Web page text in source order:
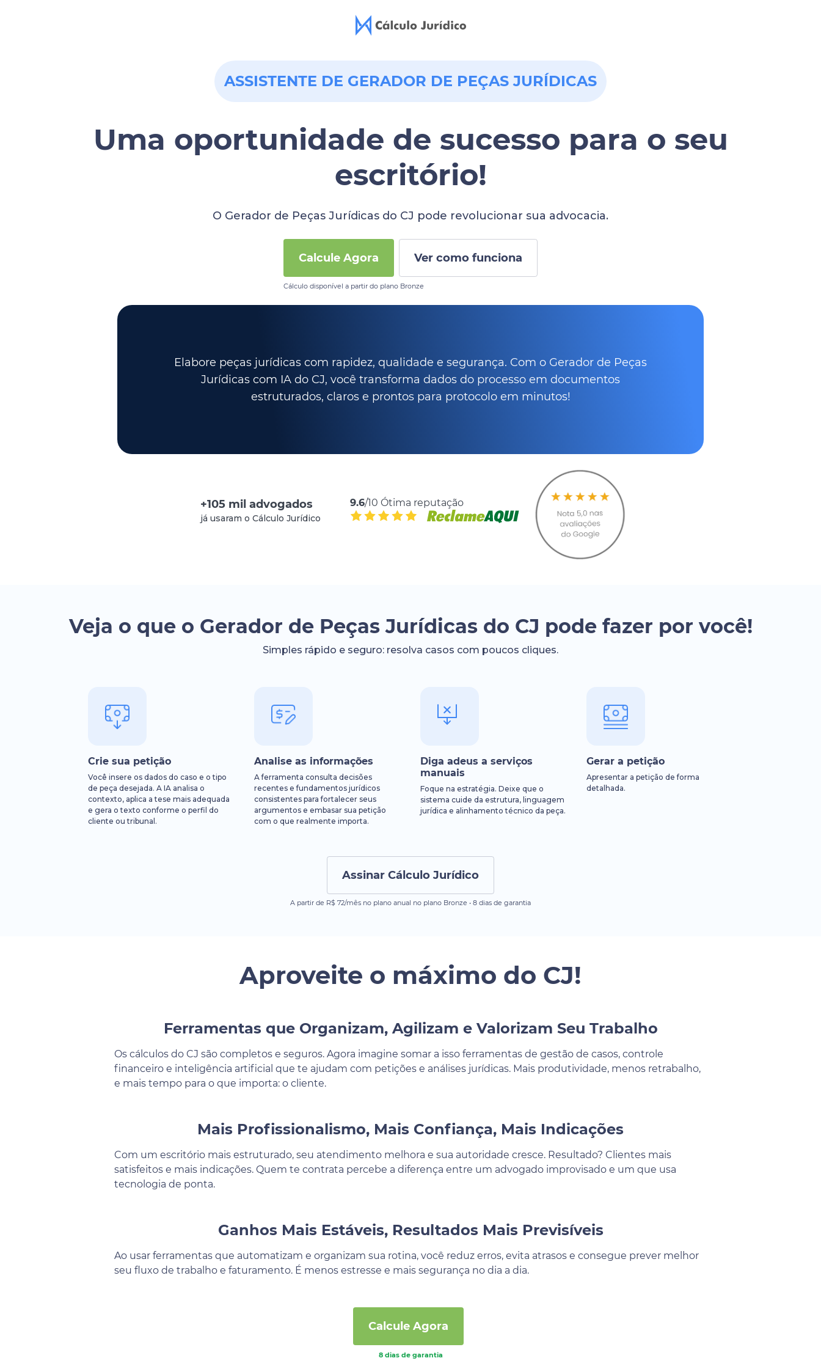
ASSISTENTE DE GERADOR DE PEÇAS JURÍDICAS
Uma oportunidade de sucesso para o seu
escritório!
O Gerador de Peças Jurídicas do CJ pode revolucionar sua advocacia.
Calcule Agora Ver como funciona
Cálculo disponível a partir do plano Bronze
Elabore peças jurídicas com rapidez, qualidade e segurança. Com o Gerador de Peças
Jurídicas com IA do CJ, você transforma dados do processo em documentos
estruturados, claros e prontos para protocolo em minutos!
+105 mil advogados
já usaram o Cálculo Jurídico
9.6/10 Ótima reputação
Veja o que o Gerador de Peças Jurídicas do CJ pode fazer por você!
Simples rápido e seguro: resolva casos com poucos cliques.
Crie sua petição
Você insere os dados do caso e o tipo
de peça desejada. A IA analisa o
contexto, aplica a tese mais adequada
e gera o texto conforme o perfil do
cliente ou tribunal.
Analise as informações
A ferramenta consulta decisões
recentes e fundamentos jurídicos
consistentes para fortalecer seus
argumentos e embasar sua petição
com o que realmente importa.
Diga adeus a serviços
manuais
Foque na estratégia. Deixe que o
sistema cuide da estrutura, linguagem
jurídica e alinhamento técnico da peça.
Gerar a petição
Apresentar a petição de forma
detalhada.
Assinar Cálculo Jurídico
A partir de R$ 72/mês no plano anual no plano Bronze • 8 dias de garantia
Aproveite o máximo do CJ!
Ferramentas que Organizam, Agilizam e Valorizam Seu Trabalho
Os cálculos do CJ são completos e seguros. Agora imagine somar a isso ferramentas de gestão de casos, controle
financeiro e inteligência artificial que te ajudam com petições e análises jurídicas. Mais produtividade, menos retrabalho,
e mais tempo para o que importa: o cliente.
Mais Profissionalismo, Mais Confiança, Mais Indicações
Com um escritório mais estruturado, seu atendimento melhora e sua autoridade cresce. Resultado? Clientes mais
satisfeitos e mais indicações. Quem te contrata percebe a diferença entre um advogado improvisado e um que usa
tecnologia de ponta.
Ganhos Mais Estáveis, Resultados Mais Previsíveis
Ao usar ferramentas que automatizam e organizam sua rotina, você reduz erros, evita atrasos e consegue prever melhor
seu fluxo de trabalho e faturamento. É menos estresse e mais segurança no dia a dia.
Calcule Agora
8 dias de garantia